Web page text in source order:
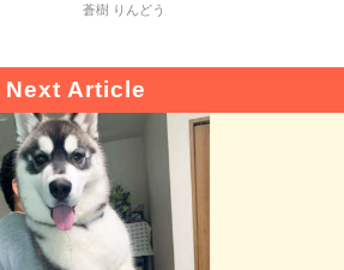
蒼樹 りんどう